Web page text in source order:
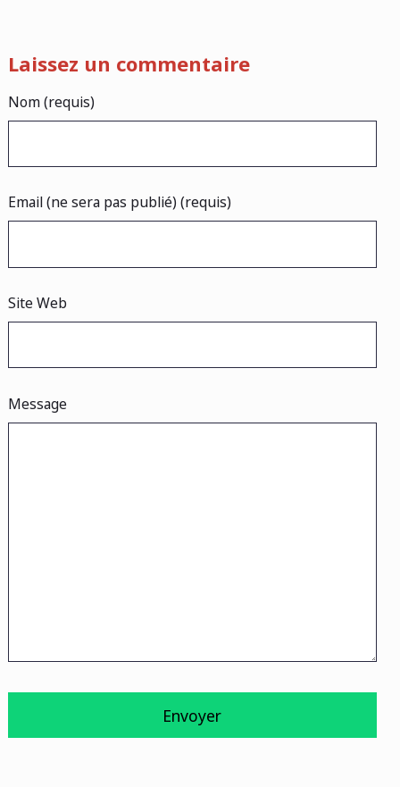
Laissez un commentaire
Nom (requis)
Email (ne sera pas publié) (requis)
Site Web
Message